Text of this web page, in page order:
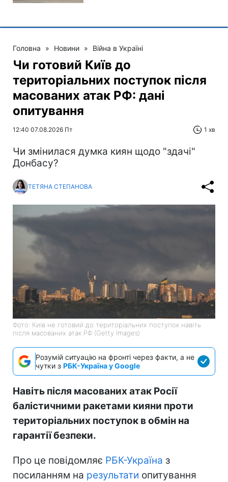
Головна » Новини » Війна в Україні
Чи готовий Київ до
територіальних поступок після
масованих атак РФ: дані
опитування
12:40 07.08.2026 Пт 1 хв
Чи змінилася думка киян щодо "здачі"
Донбасу?
ТЕТЯНА СТЕПАНОВА
Фото: Київ не готовий до територіальних поступок навіть
після масованих атак РФ (Getty Images)
Розумій ситуацію на фронті через факти, а не
чутки з РБК-Україна у Google
Навіть після масованих атак Росії
балістичними ракетами кияни проти
територіальних поступок в обмін на
гарантії безпеки.
Про це повідомляє РБК-Україна з
посиланням на результати опитування